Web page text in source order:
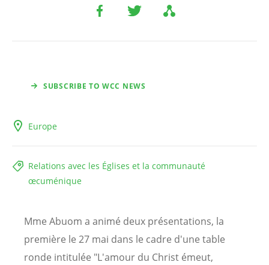
SUBSCRIBE TO WCC NEWS
Europe
Relations avec les Églises et la communauté
œcuménique
Mme Abuom a animé deux présentations, la
première le 27 mai dans le cadre d'une table
ronde intitulée "L'amour du Christ émeut,